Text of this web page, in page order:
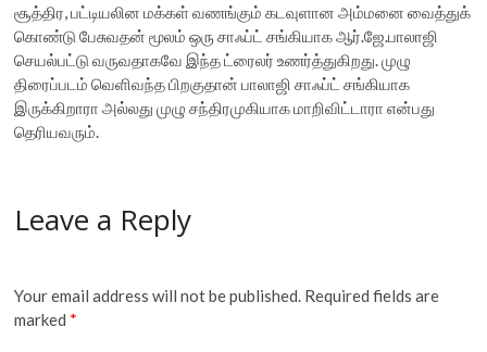
சூத்திர, பட்டியலின மக்கள் வணங்கும் கடவுளான அம்மனை வைத்துக்
கொண்டு பேசுவதன் மூலம் ஒரு சாஃப்ட் சங்கியாக ஆர்.ஜே.பாலாஜி
செயல்பட்டு வருவதாகவே இந்த ட்ரைலர் உணர்த்துகிறது. முழு
திரைப்படம் வெளிவந்த பிறகுதான் பாலாஜி சாஃப்ட் சங்கியாக
இருக்கிறாரா அல்லது முழு சந்திரமுகியாக மாறிவிட்டாரா என்பது
தெரியவரும்.
Leave a Reply
Your email address will not be published. Required fields are
marked *